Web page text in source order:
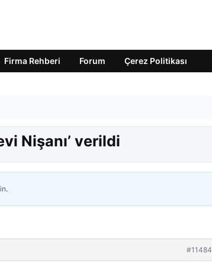
Firma Rehberi Forum Çerez Politikası
Nişanı’ verildi
.
#11484